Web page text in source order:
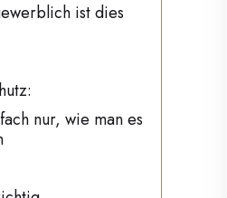
ist dies
nur, wie man es